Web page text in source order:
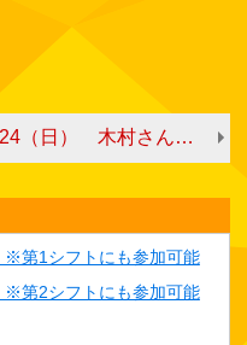
3/24（日） 木村さんと一緒に投げよう！
1シフトにも参加可能
2シフトにも参加可能